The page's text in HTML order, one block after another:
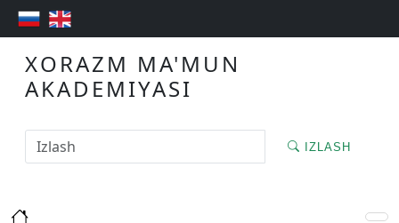
XORAZM MA'MUN
AKADEMIYASI
IZLASH